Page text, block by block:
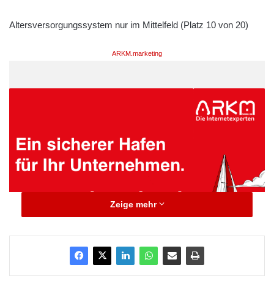
Altersversorgungssystem nur im Mittelfeld (Platz 10 von 20)
ARKM.marketing
Zeige mehr